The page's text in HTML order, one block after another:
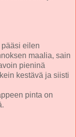
pääsi eilen
maalia, sain
pieninä
kestävä ja siisti
pinta on